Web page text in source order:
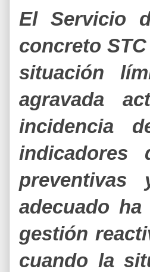
El Servicio
concreto
situación
agravada
incidencia
preventivas
adecuado
gestión
cuando la